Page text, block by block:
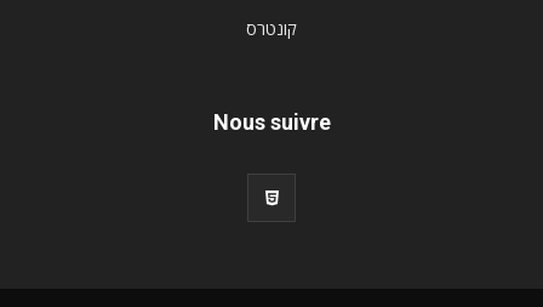
קונטרס
Nous suivre